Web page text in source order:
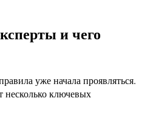
и чего
уже начала проявляться.
ключевых